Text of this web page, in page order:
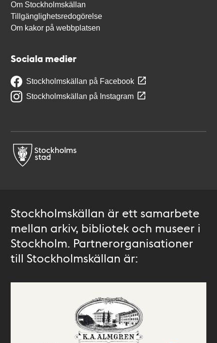
Om Stockholmskällan
Tillgänglighetsredogörelse
Om kakor på webbplatsen
Sociala medier
Stockholmskällan på Facebook
Stockholmskällan på Instagram
Stockholmskällan är ett samarbete
mellan arkiv, bibliotek och museer i
Stockholm. Partnerorganisationer
till Stockholmskällan är: